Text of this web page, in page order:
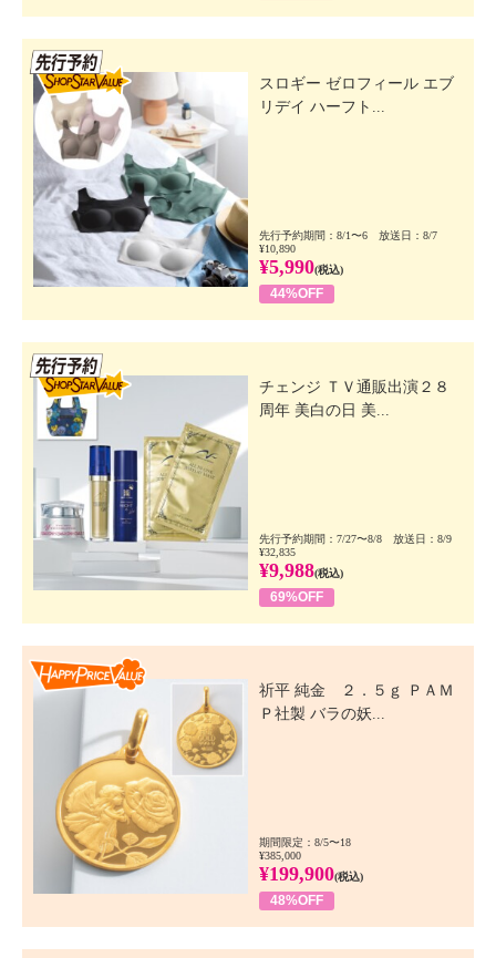
スロギー ゼロフィール エブ
リデイ ハーフト...
先行予約期間：8/1〜6 放送日：8/7
¥10,890
¥5,990(税込)
44%OFF
チェンジ ＴＶ通販出演２８
周年 美白の日 美...
先行予約期間：7/27〜8/8 放送日：8/9
¥32,835
¥9,988(税込)
69%OFF
祈平 純金 ２．５ｇ ＰＡＭ
Ｐ社製 バラの妖...
期間限定：8/5〜18
¥385,000
¥199,900(税込)
48%OFF